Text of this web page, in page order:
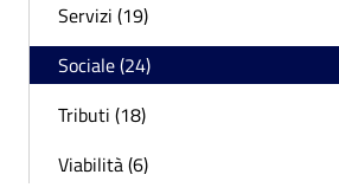
Servizi (19)
Sociale (24)
Tributi (18)
Viabilità (6)